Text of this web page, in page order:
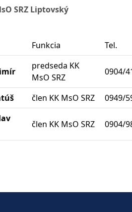
SRZ Liptovský
Funkcia Tel.
predseda KK
MsO SRZ
0904/
člen KK MsO SRZ 0949/
člen KK MsO SRZ 0904/